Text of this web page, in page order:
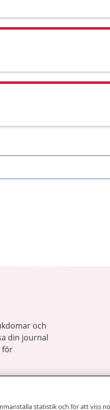
och
din journal
för
statistik och för att viss